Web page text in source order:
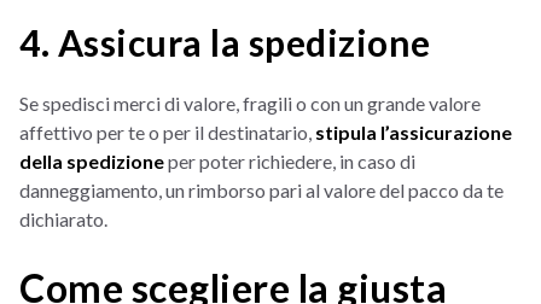
4. Assicura la spedizione
Se spedisci merci di valore, fragili o con un grande valore
affettivo per te o per il destinatario, stipula l’assicurazione
della spedizioneper poter richiedere, in caso di
danneggiamento, un rimborso pari al valore del pacco da te
dichiarato.
Come scegliere la giusta